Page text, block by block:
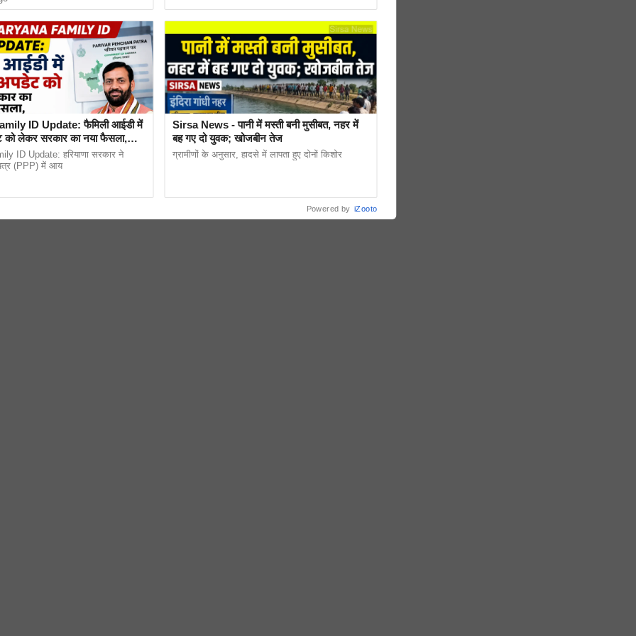
ID Update: फैमिली आईडी में
लेकर सरकार का नया फैसला,
राहत
ID Update: हरियाणा सरकार ने
पत्र (PPP) में आय
Sirsa News - पानी में मस्ती बनी मुसीबत, नहर में
बह गए दो युवक; खोजबीन तेज
ग्रामीणों के अनुसार, हादसे में लापता हुए दोनों किशोर
Powered by iZooto